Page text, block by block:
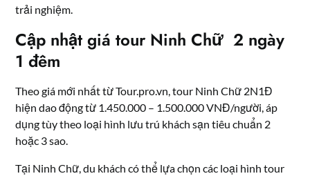
trải nghiệm.
Cập nhật giá tour Ninh Chữ 2 ngày
1 đêm
Theo giá mới nhất từ Tour.pro.vn, tour Ninh Chữ 2N1Đ
hiện dao động từ 1.450.000 – 1.500.000 VNĐ/người, áp
dụng tùy theo loại hình lưu trú khách sạn tiêu chuẩn 2
hoặc 3 sao.
Tại Ninh Chữ, du khách có thể lựa chọn các loại hình tour